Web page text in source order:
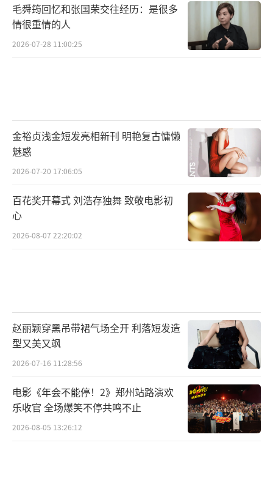
毛舜筠回忆和张国荣交往经历：是很多
情很重情的人
2026-07-28 11:00:25
金裕贞浅金短发亮相新刊 明艳复古慵懒
魅惑
2026-07-20 17:06:05
百花奖开幕式 刘浩存独舞 致敬电影初
心
2026-08-07 22:20:02
赵丽颖穿黑吊带裙气场全开 利落短发造
型又美又飒
2026-07-16 11:28:56
电影《年会不能停！2》郑州站路演欢
乐收官 全场爆笑不停共鸣不止
2026-08-05 13:26:12